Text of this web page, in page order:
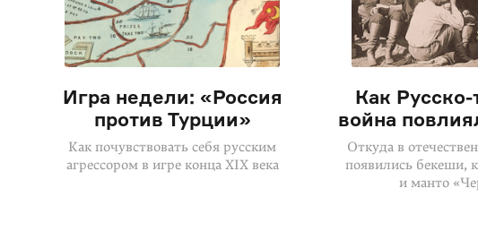
Игра недели: «Россия
против Турции»
Как почувствовать себя русским
агрессором в игре конца XIX века
Как Русско-
война
Откуда в
появились бекеши,
и манто